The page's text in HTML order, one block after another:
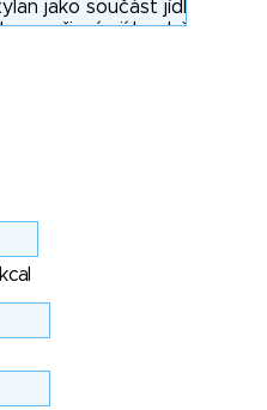
kcal